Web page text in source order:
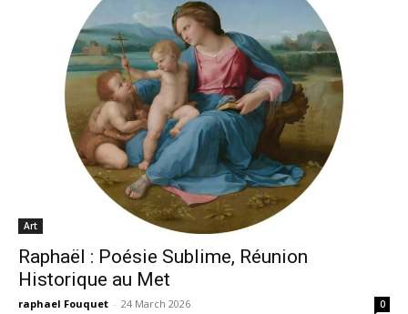
Art
Raphaël : Poésie Sublime, Réunion
Historique au Met
raphael Fouquet - 24 March 2026 0